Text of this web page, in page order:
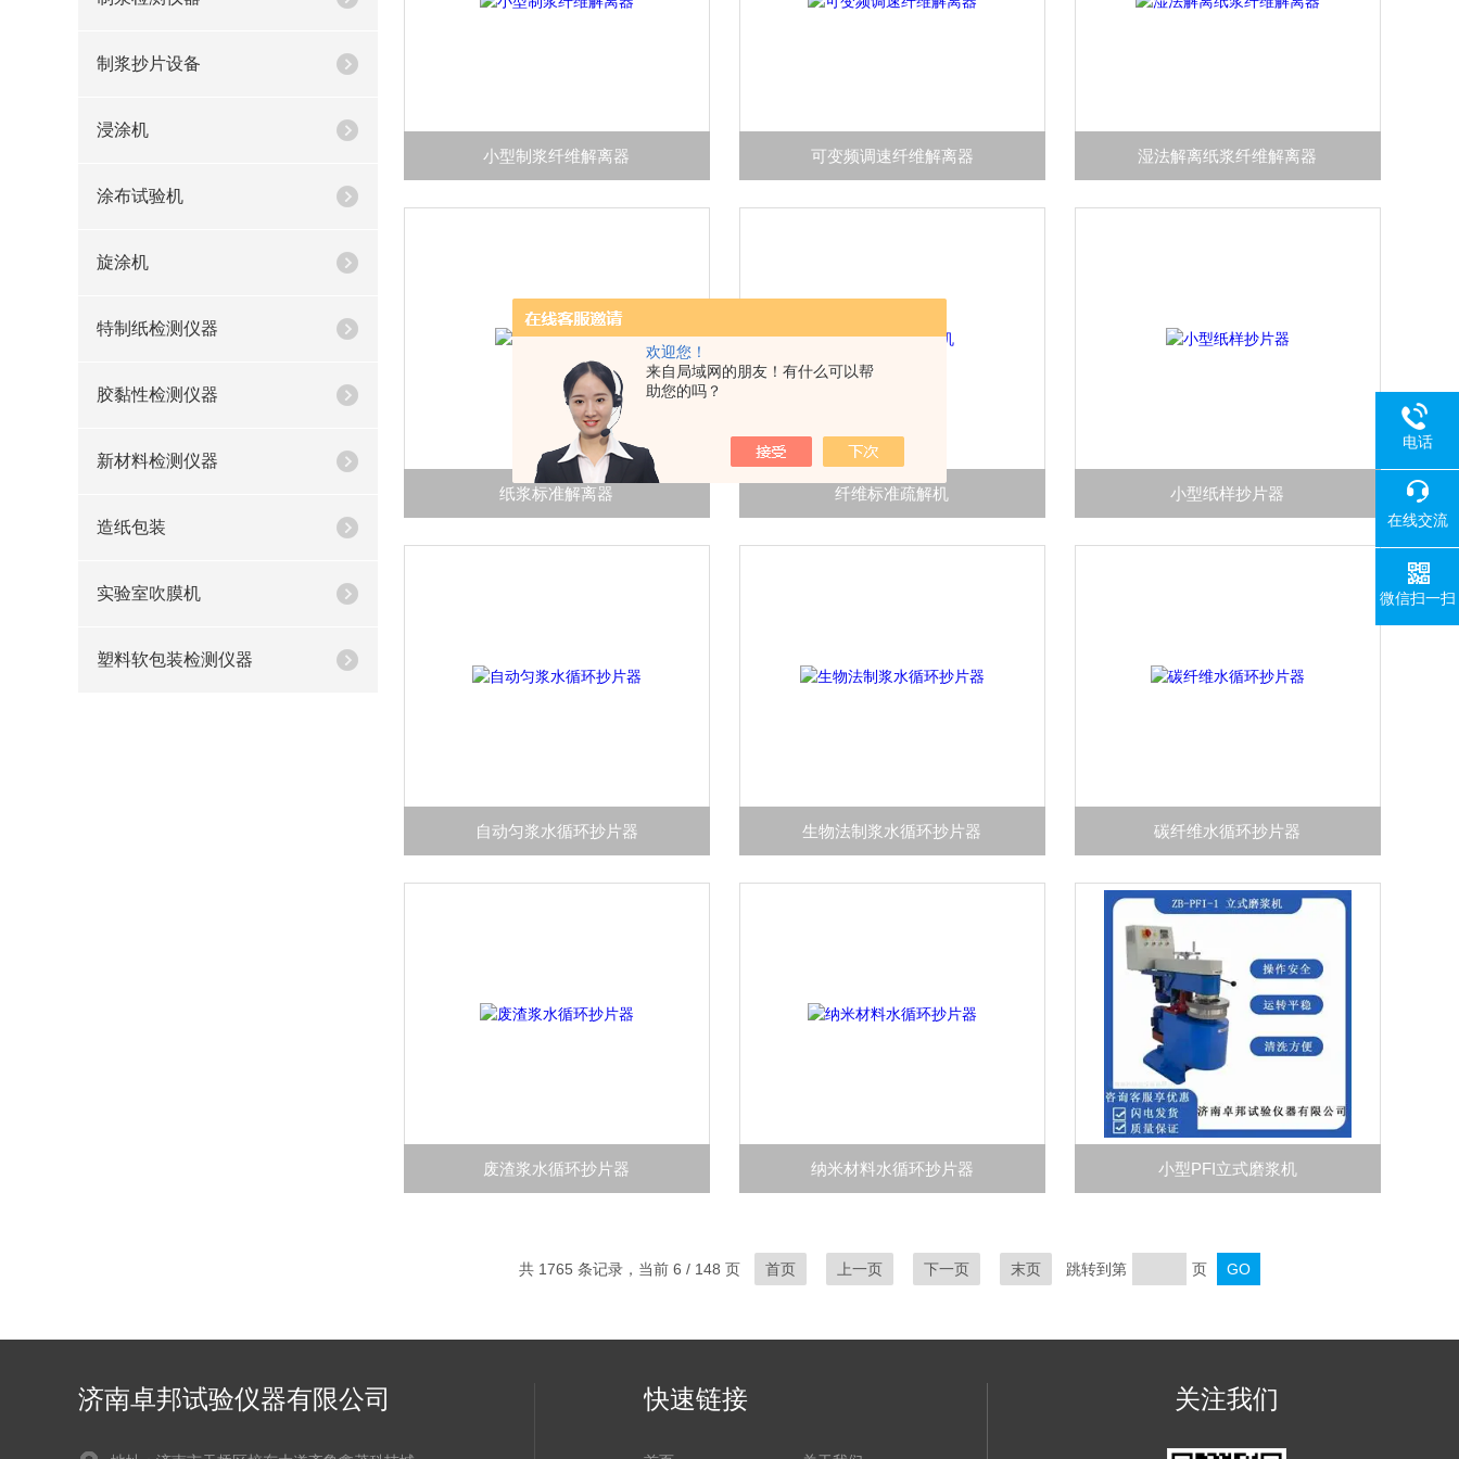
欢迎您！
来自局域网的朋友！有什么可以帮
助您的吗？
制浆抄片设备
浸涂机
涂布试验机
旋涂机
特制纸检测仪器
胶黏性检测仪器
新材料检测仪器
造纸包装
实验室吹膜机
塑料软包装检测仪器
小型制浆纤维解离器 可变频调速纤维解离器 湿法解离纸浆纤维解离器
纸浆标准解离器 纤维标准疏解机 小型纸样抄片器
自动匀浆水循环抄片器 生物法制浆水循环抄片器 碳纤维水循环抄片器
废渣浆水循环抄片器 纳米材料水循环抄片器 小型PFI立式磨浆机
共 1765 条记录，当前 6 / 148 页 首页 上一页 下一页 末页 跳转到第 页
济南卓邦试验仪器有限公司 快速链接 关注我们
电话
在线交流
微信扫一扫